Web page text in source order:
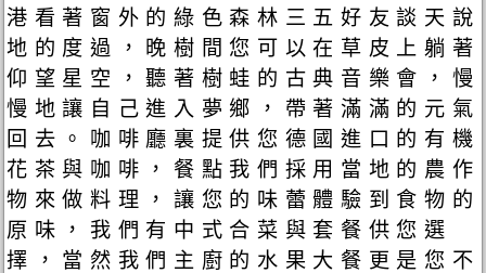
港看著窗外的綠色森林三五好友談天說
地的度過，晚樹間您可以在草皮上躺著
仰望星空，聽著樹蛙的古典音樂會，慢
慢地讓自己進入夢鄉，帶著滿滿的元氣
回去。咖啡廳裏提供您德國進口的有機
花茶與咖啡，餐點我們採用當地的農作
物來做料理，讓您的味蕾體驗到食物的
原味，我們有中式合菜與套餐供您選
擇，當然我們主廚的水果大餐更是您不